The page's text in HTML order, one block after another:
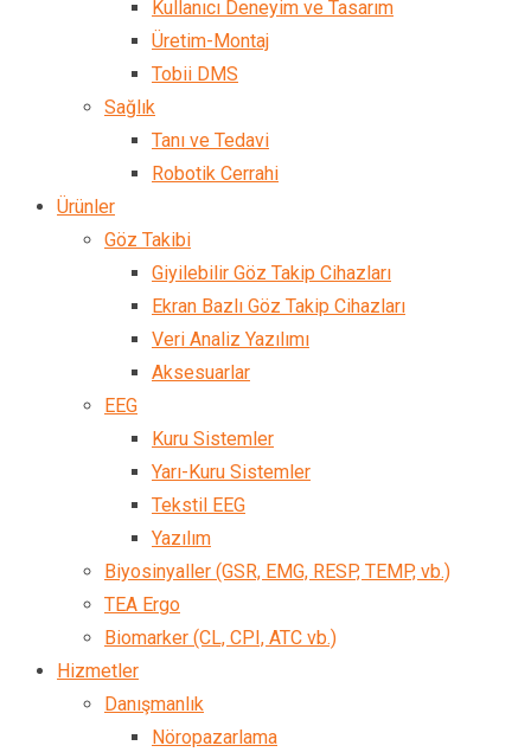
Kullanıcı Deneyim ve Tasarım
Üretim-Montaj
Tobii DMS
Sağlık
Tanı ve Tedavi
Robotik Cerrahi
Ürünler
Göz Takibi
Giyilebilir Göz Takip Cihazları
Ekran Bazlı Göz Takip Cihazları
Veri Analiz Yazılımı
Aksesuarlar
EEG
Kuru Sistemler
Yarı-Kuru Sistemler
Tekstil EEG
Yazılım
Biyosinyaller (GSR, EMG, RESP, TEMP, vb.)
TEA Ergo
Biomarker (CL, CPI, ATC vb.)
Hizmetler
Danışmanlık
Nöropazarlama